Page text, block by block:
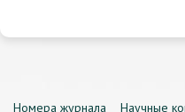
Номера журнала Научные